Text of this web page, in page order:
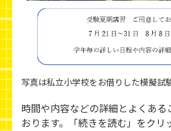
写真は私立小学校をお借りした模擬試
時間や内容などの詳細とよくある
おります。「続きを読む」をクリ